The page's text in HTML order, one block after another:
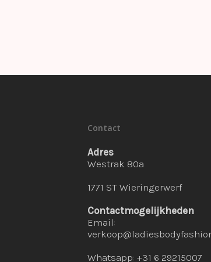
Contact
Adres
Westrak 80a
1771 ST Wieringerwerf
Contactmogelijkheden
Email:
Whatsapp: +31 6 29215007